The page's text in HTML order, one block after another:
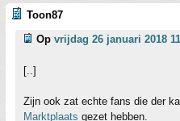
Toon87
Op vrijdag 26 januari 2018
[..]
Zijn ook zat echte fans die der
Marktplaats gezet hebben.